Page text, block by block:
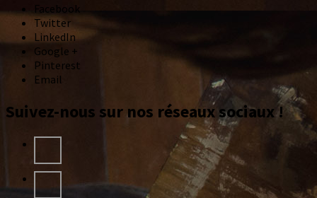
Facebook
Twitter
LinkedIn
Google +
Pinterest
Email
Suivez-nous sur nos réseaux sociaux !